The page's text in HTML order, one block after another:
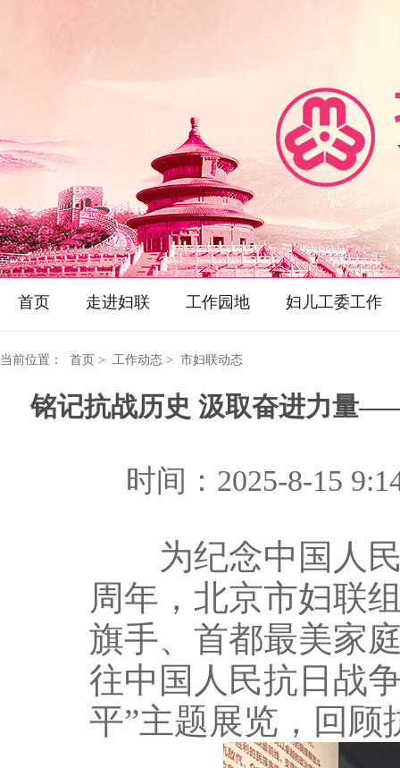
首页 走进妇联 工作园地 妇儿工委工作
当前位置： 首页 > 工作动态 > 市妇联动态
铭记抗战历史 汲取奋进力量
时间：2025-8-15
为纪念中国人民
周年，北京市妇联
旗手、首都最美家
往中国人民抗日战
平”主题展览，回顾